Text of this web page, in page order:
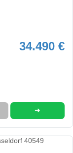
34.490 €
➜